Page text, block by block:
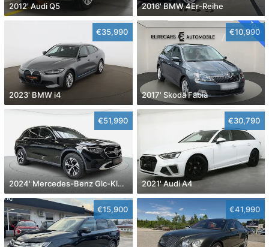
2012' Audi Q5 2016' BMW 4Er-Reihe
€35,990
2023' BMW i4
€10,990
2017' Skoda Fabia
€51,990
2024' Mercedes-Benz Glc-Klasse
€30,790
2021' Audi A4
€15,900 €41,990